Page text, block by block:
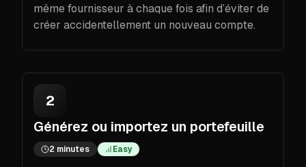
même fournisseur à chaque fois afin d’éviter de
créer accidentellement un nouveau compte.
2
Générez ou importez un portefeuille
2 minutes Easy